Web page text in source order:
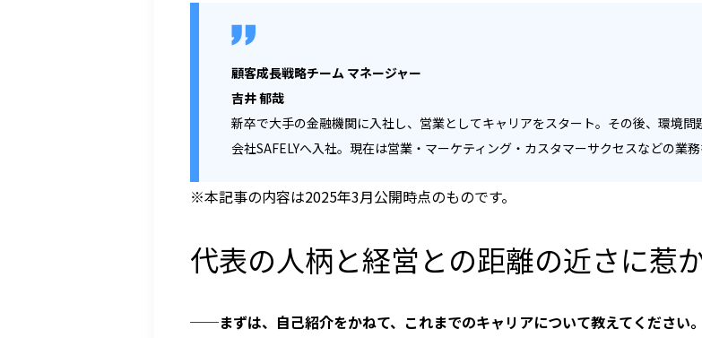
顧客成長戦略チーム マネージャー
吉井 郁哉
新卒で大手の金融機関に入社し、営業としてキャリアをスタート。その後、環境
会社SAFELYへ入社。現在は営業・マーケティング・カスタマーサクセスなどの業
※本記事の内容は2025年3月公開時点のものです。
代表の人柄と経営との距離の近さに惹
──まずは、自己紹介をかねて、これまでのキャリアについて教えてください。